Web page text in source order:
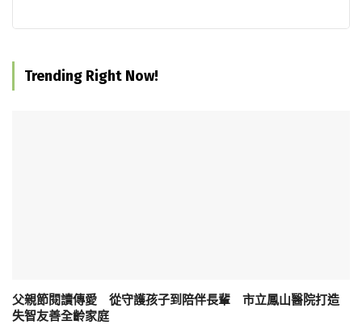
Trending Right Now!
父親節閱讀傳愛 從守護孩子到陪伴長輩 市立鳳山醫院打造
失智友善全齡家庭